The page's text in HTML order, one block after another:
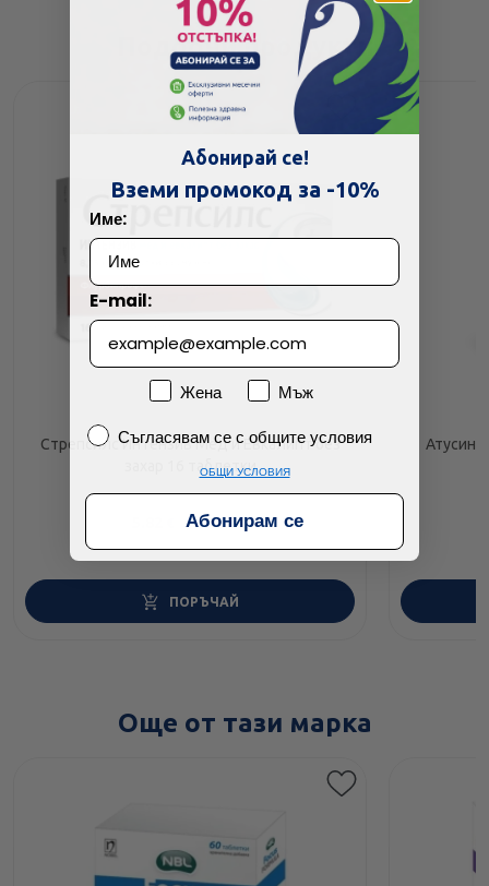
Подобни продукти
Стрепсилс Интензив Мед и Евкалипт без
захар 16 таблетки
11.38лв.
ПОРЪЧАЙ
Атусин
Още от тази марка
Абонирай се!
Вземи промокод за -10%
Име:
E-mail:
ПолЖена
Мъж
Съгласявам се с общите условия
Съгласявам се с общите условия
ОБЩИ УСЛОВИЯ
Абонирам се